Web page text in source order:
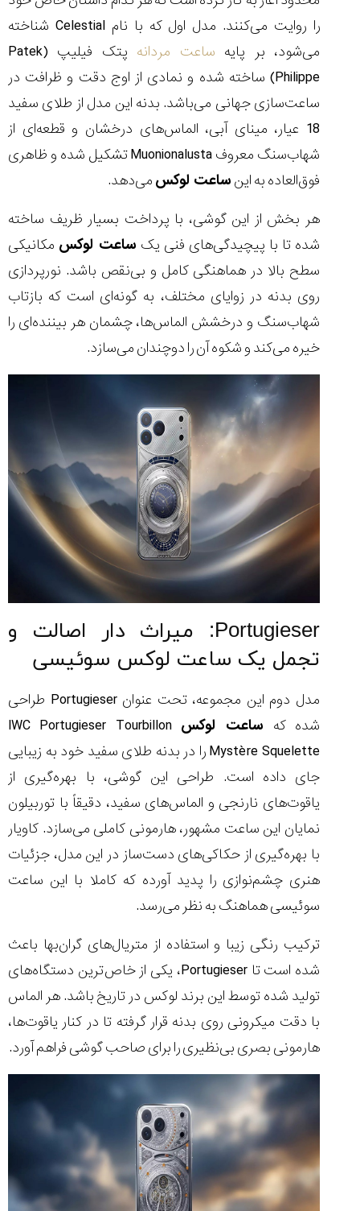
را روایت می‌کنند. مدل اول که با نام Celestial شناخته
می‌شود، بر پایه ساعت مردانه
پتک فیلیپ (Patek
Philippe) ساخته شده و نمادی از اوج دقت و ظرافت در
ساعت‌سازی جهانی می‌باشد. بدنه این مدل از طلای سفید
18 عیار، مینای آبی، الماس‌های درخشان و قطعه‌ای از
شهاب‌سنگ معروف Muonionalusta تشکیل شده و ظاهری
فوق‌العاده به اینساعت لوکسمی‌دهد.
هر بخش از این گوشی، با پرداخت بسیار ظریف ساخته
شده تا با پیچیدگی‌های فنی یک ساعت لوکس مکانیکی
سطح بالا در هماهنگی کامل و بی‌نقص باشد. نورپردازی
روی بدنه در زوایای مختلف، به گونه‌ای است که بازتاب
شهاب‌سنگ و درخشش الماس‌ها، چشمان هر بیننده‌ای را
خیره می‌کند و شکوه آن را دوچندان می‌سازد.
Portugieser: میراث دار اصالت و
تجمل یک ساعت لوکس سوئیسی
مدل دوم این مجموعه، تحت عنوان Portugieser طراحی
شده که ساعت لوکس IWC Portugieser Tourbillon
Mystère Squelette را در بدنه طلای سفید خود به زیبایی
جای داده است. طراحی این گوشی، با بهره‌گیری از
یاقوت‌های نارنجی و الماس‌های سفید، دقیقاً با توربیلون
نمایان این ساعت مشهور، هارمونی کاملی می‌سازد. کاویار
با بهره‌گیری از حکاکی‌های دست‌ساز در این مدل، جزئیات
هنری چشم‌نوازی را پدید آورده که کاملا با این ساعت
سوئیسی هماهنگ به نظر می‌رسد.
ترکیب رنگی زیبا و استفاده از متریال‌های گران‌بها باعث
شده است تا Portugieser، یکی از خاص‌ترین دستگاه‌های
تولید شده توسط این برند لوکس در تاریخ باشد. هر الماس
با دقت میکرونی روی بدنه قرار گرفته تا در کنار یاقوت‌ها،
هارمونی بصری بی‌نظیری را برای صاحب گوشی فراهم آورد.